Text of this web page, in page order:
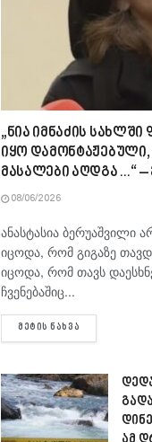
„ნია იმნაძის
იყო
მასალები აღდგა…“ –
08/06/2026
ანასტასია ბერუაშვილი
იცოდა, რომ გიგაზე
იცოდა, რომ თავს
ჩვენებაშიც...
ᲛᲔᲢᲘᲡ ᲜᲐᲮᲕᲐ